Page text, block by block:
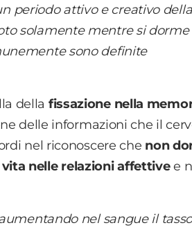
periodo attivo e creativo
solamente mentre si dorme
sono definite
della fissazione nella
delle informazioni che il
nel riconoscere che non
nelle relazioni affettivee
nel sangue il